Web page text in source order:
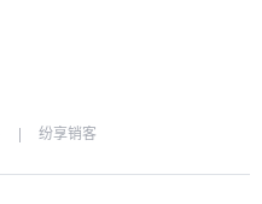
| 纷享销客